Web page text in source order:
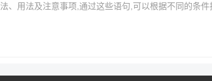
法、用法及注意事项,通过这些语句,可以根据不同的条